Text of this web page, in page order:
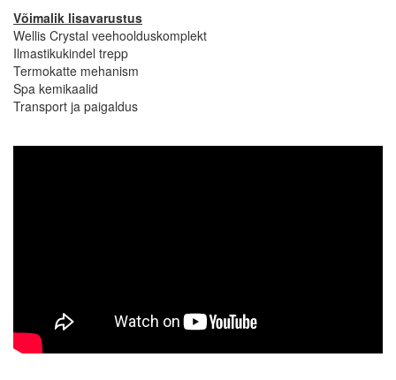
Võimalik lisavarustus
Wellis Crystal veehoolduskomplekt
Ilmastikukindel trepp
Termokatte mehanism
Spa kemikaalid
Transport ja paigaldus